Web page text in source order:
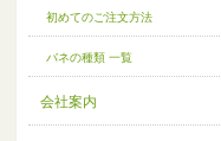
初めてのご注文方法
バネの種類 一覧
会社案内